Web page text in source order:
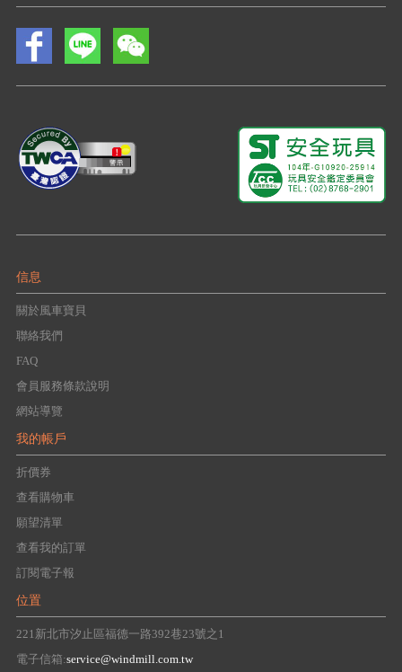
信息
關於風車寶貝
聯絡我們
FAQ
會員服務條款說明
網站導覽
我的帳戶
折價券
查看購物車
願望清單
查看我的訂單
訂閱電子報
位置
221新北市汐止區福德一路392巷23號之1
電子信箱:service@windmill.com.tw